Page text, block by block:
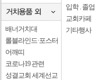
배너거치대
롤블라인드·포스터
어깨띠
코로나19 관련
성결교회 세계선교
입학 . 졸업
교회카페
기타행사